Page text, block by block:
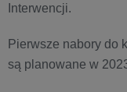
Interwencji.
Pierwsze nabory do
są planowane w